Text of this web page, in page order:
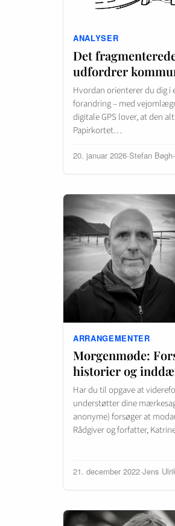
ANALYSER
Det
udfordrer
Hvordan orienterer du dig i
forandring – med
digitale GPS lover, at den
Papirkortet…
20. januar 2026·Stefan
ARRANGEMENTER
Morgenmøde:
historier og
Har du til opgave at
understøtter dine
anonyme) forsøger at
Rådgiver og forfatter,
21. december 2022·Jens